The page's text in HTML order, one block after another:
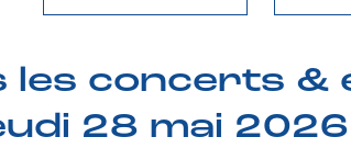
les concerts &
28 mai 2026